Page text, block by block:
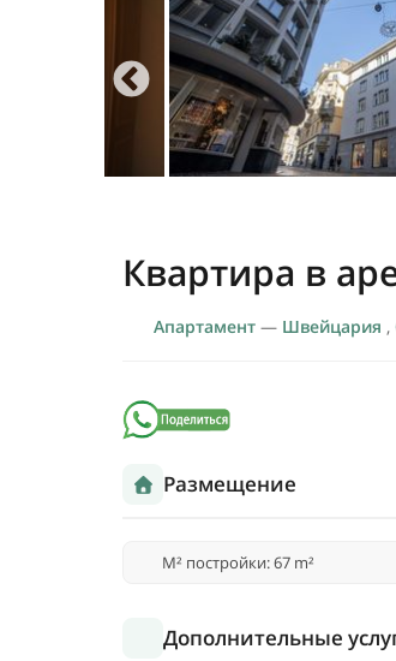
Квартира в
Апартамент — Швейцария ,
Размещение
M² постройки: 67 m²
Дополнительные